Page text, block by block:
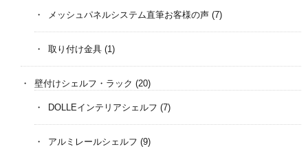
メッシュパネルシステム直筆お客様の声 (7)
取り付け金具 (1)
壁付けシェルフ・ラック (20)
DOLLEインテリアシェルフ (7)
アルミレールシェルフ (9)